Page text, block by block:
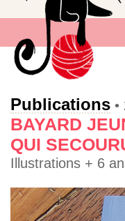
Publications •
BAYARD
QUI
Illustrations + 6